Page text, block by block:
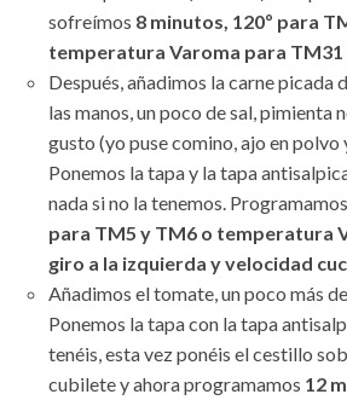
sofreímos 8 minutos, 120º para
temperatura Varoma para TM31
Después, añadimos la carne picada
las manos, un poco de sal, pimienta
gusto (yo puse comino, ajo en polvo
Ponemos la tapa y la tapa
nada si no la tenemos. Programamos
para TM5 y TM6 o temperatura
giro a la izquierda y velocidad
Añadimos el tomate, un poco más
Ponemos la tapa con la tapa
tenéis, esta vez ponéis el cestillo
cubilete y ahora programamos 12